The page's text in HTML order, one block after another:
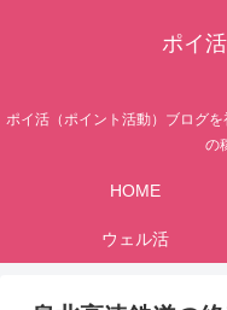
ポイ
ポイ活（ポイント活動）ブログ
の
HOME
ウェル活